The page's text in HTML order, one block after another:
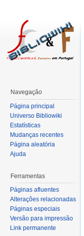
Navegação
Página principal
Universo Bibliowiki
Estatísticas
Mudanças recentes
Página aleatória
Ajuda
Ferramentas
Páginas afluentes
Alterações relacionadas
Páginas especiais
Versão para impressão
Link permanente